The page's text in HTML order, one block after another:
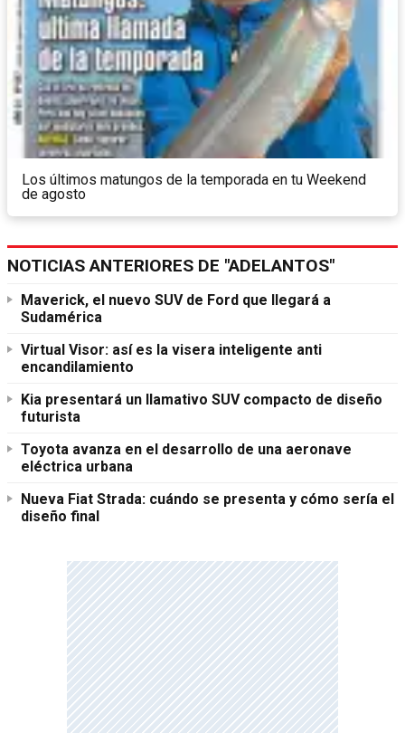
Los últimos matungos de la temporada en tu Weekend
de agosto
NOTICIAS ANTERIORES DE "ADELANTOS"
Maverick, el nuevo SUV de Ford que llegará a
Sudamérica
Virtual Visor: así es la visera inteligente anti
encandilamiento
Kia presentará un llamativo SUV compacto de diseño
futurista
Toyota avanza en el desarrollo de una aeronave
eléctrica urbana
Nueva Fiat Strada: cuándo se presenta y cómo sería el
diseño final